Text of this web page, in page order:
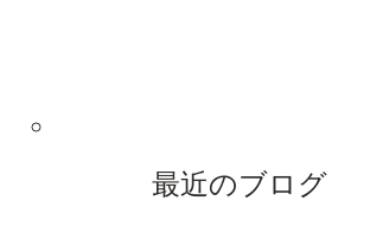
最近のブログ